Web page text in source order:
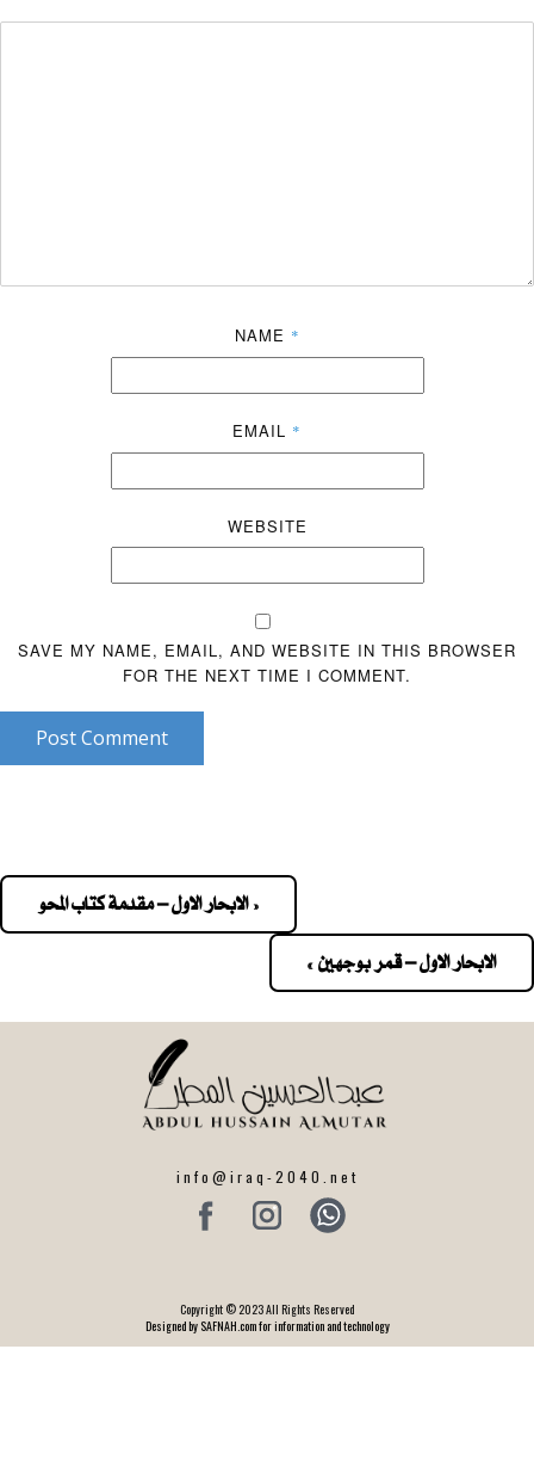
NAME *
EMAIL *
WEBSITE
SAVE MY NAME, EMAIL, AND WEBSITE IN THIS BROWSER
FOR THE NEXT TIME I COMMENT.
Post Comment
navigation
« الابحار الاول – مقدمة كتاب المحو
الابحار الاول – قمر بوجهين »
info@iraq-2040.net
Copyright © 2023 All Rights Reserved
Designed by SAFNAH.com for information and technology